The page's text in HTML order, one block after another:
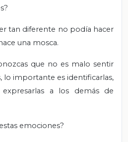
tan diferente no podía hacer
una mosca.
que no es malo sentir
lo importante es identificarlas,
a los demás de
emociones?